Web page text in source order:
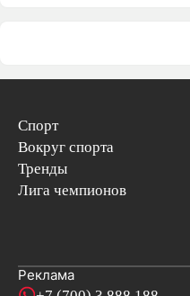
Спорт
Вокруг спорта
Тренды
Лига чемпионов
Реклама